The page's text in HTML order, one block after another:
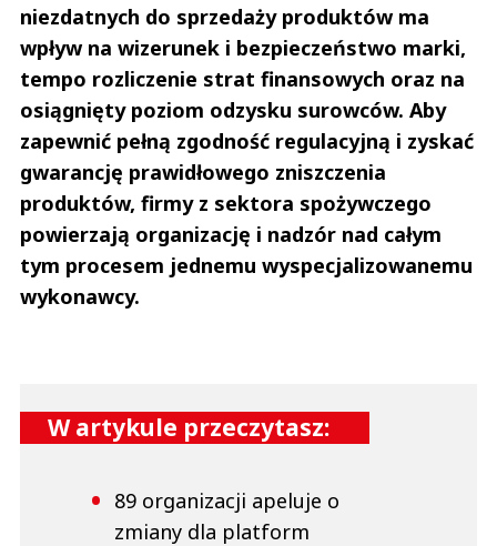
niezdatnych do sprzedaży produktów ma
wpływ na wizerunek i bezpieczeństwo marki,
tempo rozliczenie strat finansowych oraz na
osiągnięty poziom odzysku surowców. Aby
zapewnić pełną zgodność regulacyjną i zyskać
gwarancję prawidłowego zniszczenia
produktów, firmy z sektora spożywczego
powierzają organizację i nadzór nad całym
tym procesem jednemu wyspecjalizowanemu
wykonawcy.
W artykule przeczytasz:
89 organizacji apeluje o
zmiany dla platform